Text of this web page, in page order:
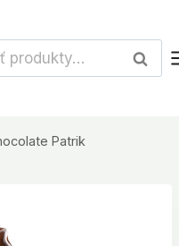
Patrik